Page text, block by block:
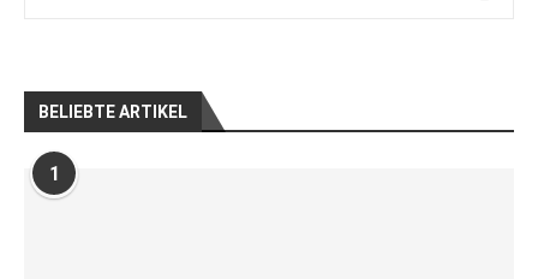
BELIEBTE ARTIKEL
1